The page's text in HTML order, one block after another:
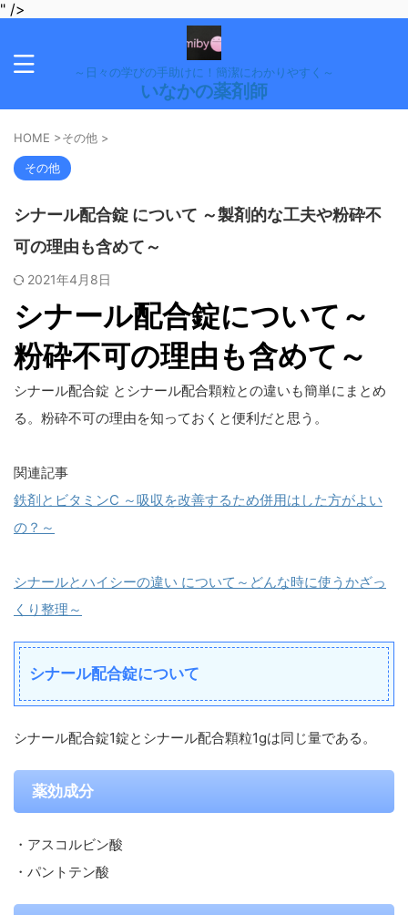
" />
～日々の学びの手助けに！簡潔にわかりやすく～
いなかの薬剤師
HOME >その他 >
その他
シナール配合錠 について ～製剤的な工夫や粉砕不
可の理由も含めて～
2021年4月8日
シナール配合錠について～
粉砕不可の理由も含めて～
シナール配合錠 とシナール配合顆粒との違いも簡単にまとめ
る。粉砕不可の理由を知っておくと便利だと思う。
関連記事
鉄剤とビタミンC ～吸収を改善するため併用はした方がよい
の？～
シナールとハイシーの違い について～どんな時に使うかざっ
くり整理～
シナール配合錠について
シナール配合錠1錠とシナール配合顆粒1gは同じ量である。
薬効成分
・アスコルビン酸
・パントテン酸